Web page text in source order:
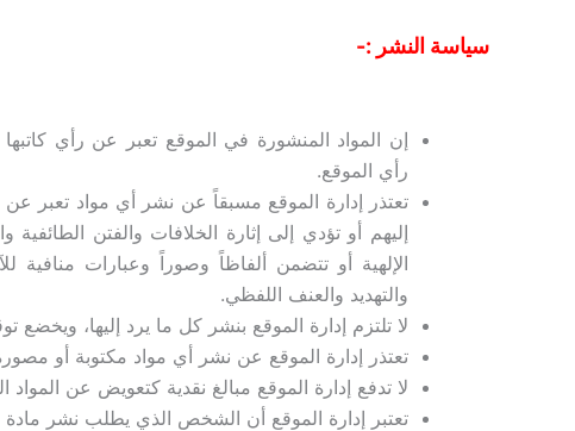
سياسة النشر :-
إن المواد المنشورة في الموقع تعبر عن رأي
رأي الموقع.
تعتذر إدارة الموقع مسبقاً عن نشر أي مواد تعبر
إليهم أو تؤدي إلى إثارة الخلافات والفتن الطائفية
الإلهية أو تتضمن ألفاظاً وصوراً وعبارات منافية
والتهديد والعنف اللفظي.
لا تلتزم إدارة الموقع بنشر كل ما يرد إليها،
تعتذر إدارة الموقع عن نشر أي مواد مكتوبة أو
لا تدفع إدارة الموقع مبالغ نقدية كتعويض عن
تعتبر إدارة الموقع أن الشخص الذي يطلب نشر